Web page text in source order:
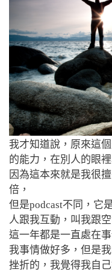
我才知道說，原來這
的能力，在別人的眼
因為這本來就是我很
倍，
但是podcast不同，它
人跟我互動，叫我跟
這一年都是一直處在
我事情做好多，但是
挫折的，我覺得我自